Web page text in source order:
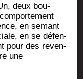
deux bou­
en semant
en se défen­
pour des reven­
une